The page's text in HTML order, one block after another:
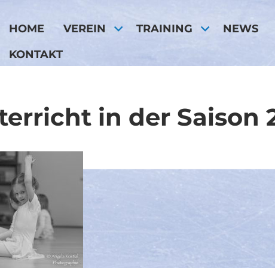
HOME VEREIN TRAINING NEWS
KONTAKT
in der Saison